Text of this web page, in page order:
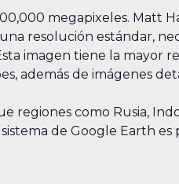
megapixeles. Matt
una resolución estándar,
imagen tiene la
además de imágenes
regiones como Rusia,
de Google Earth